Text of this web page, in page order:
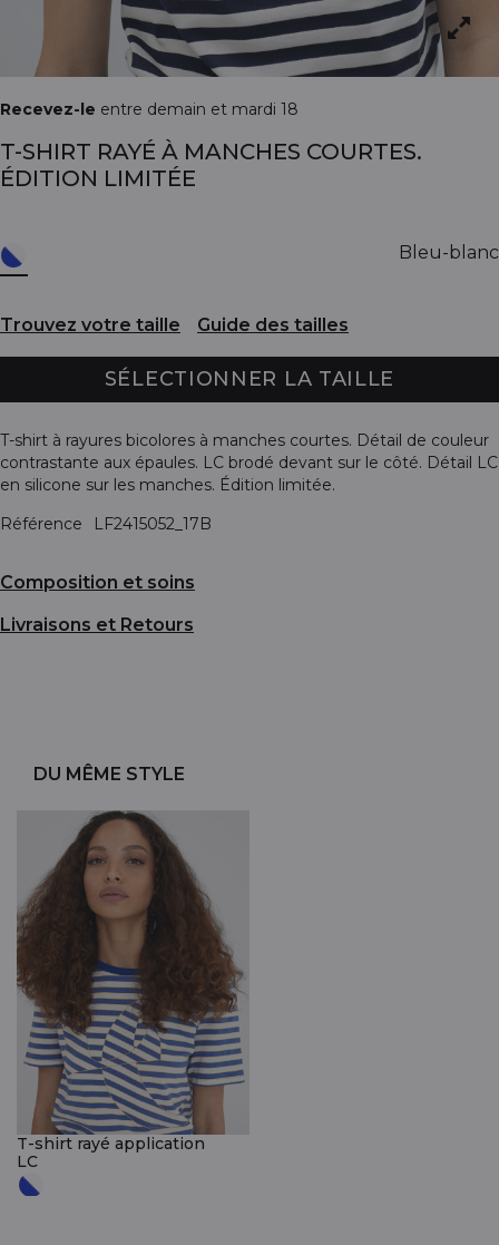
Recevez-le entre demain et mardi 18
T-SHIRT RAYÉ À MANCHES COURTES.
ÉDITION LIMITÉE
Bleu-blanc
Trouvez votre taille Guide des tailles
SÉLECTIONNER LA TAILLE
T-shirt à rayures bicolores à manches courtes. Détail de couleur
contrastante aux épaules. LC brodé devant sur le côté. Détail LC
en silicone sur les manches. Édition limitée.
Référence
LF2415052_17B
Composition et soins
Livraisons et Retours
DU MÊME STYLE
T-shirt rayé application
LC